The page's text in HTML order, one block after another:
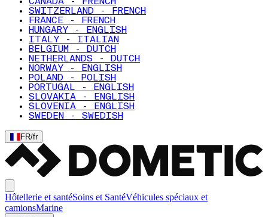
SWITZERLAND - FRENCH
FRANCE - FRENCH
HUNGARY - ENGLISH
ITALY - ITALIAN
BELGIUM - DUTCH
NETHERLANDS - DUTCH
NORWAY - ENGLISH
POLAND - POLISH
PORTUGAL - ENGLISH
SLOVAKIA - ENGLISH
SLOVENIA - ENGLISH
SWEDEN - SWEDISH
FR/fr
Hôtellerie et santéSoins et SantéVéhicules spéciaux et
camionsMarine